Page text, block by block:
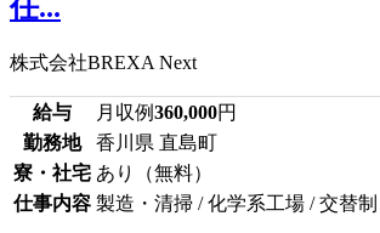
任...
株式会社BREXA Next
給与 月収例360,000円
勤務地
香川県 直島町
寮・社宅 あり（無料）
仕事内容 製造・清掃 / 化学系工場 / 交替制